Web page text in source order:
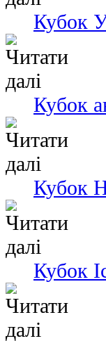
Кубок
Кубок
Кубок
Кубок